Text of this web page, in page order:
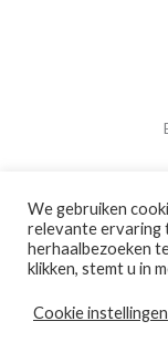
We gebruiken
relevante ervaring
herhaalbezoeken
klikken, stemt u in
Cookie instellingen